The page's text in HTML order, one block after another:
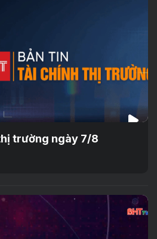
trường ngày 7/8